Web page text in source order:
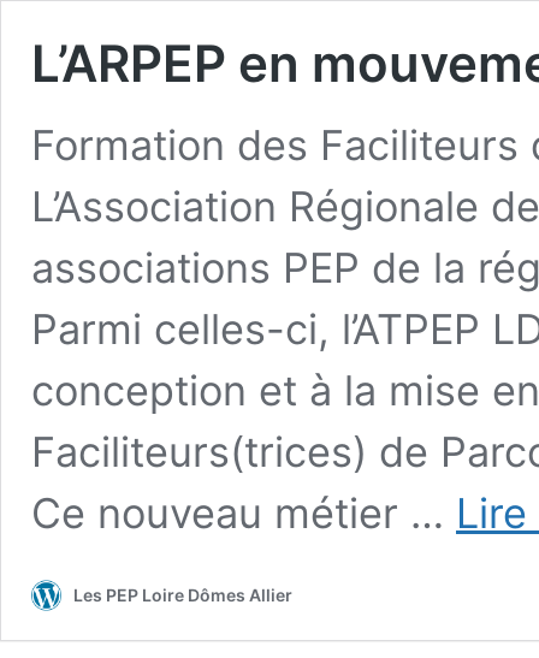
L’ARPEP en
Formation des
L’Association Régionale
associations PEP de la
Parmi celles-ci, l’ATPEP
conception et à la mise
Faciliteurs(trices) de
Ce nouveau métier …
Les PEP Loire Dômes Allier